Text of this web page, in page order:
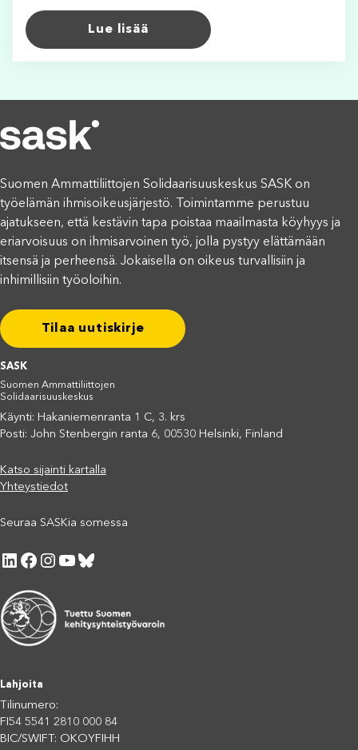
Lue lisää
Suomen Ammattiliittojen Solidaarisuuskeskus SASK on
työelämän ihmisoikeusjärjestö. Toimintamme perustuu
ajatukseen, että kestävin tapa poistaa maailmasta köyhyys ja
eriarvoisuus on ihmisarvoinen työ, jolla pystyy elättämään
itsensä ja perheensä. Jokaisella on oikeus turvallisiin ja
inhimillisiin työoloihin.
Tilaa uutiskirje
SASK
Suomen Ammattiliittojen
Solidaarisuuskeskus
Käynti: Hakaniemenranta 1 C, 3. krs
Posti: John Stenbergin ranta 6, 00530 Helsinki, Finland
Katso sijainti kartalla
Yhteystiedot
Seuraa SASKia somessa
LinkedIn Facebook Instagram YouTube Bluesky
Lahjoita
Tilinumero:
FI54 5541 2810 000 84
BIC/SWIFT: OKOYFIHH